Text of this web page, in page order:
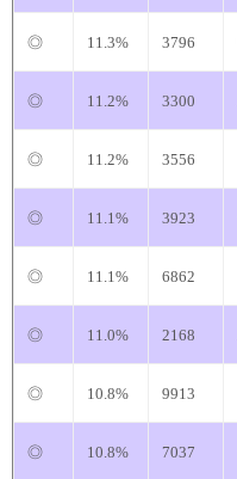
◎ 11.3% 3796
◎ 11.2% 3300
◎ 11.2% 3556
◎ 11.1% 3923
◎ 11.1% 6862
◎ 11.0% 2168
◎ 10.8% 9913
◎ 10.8% 7037